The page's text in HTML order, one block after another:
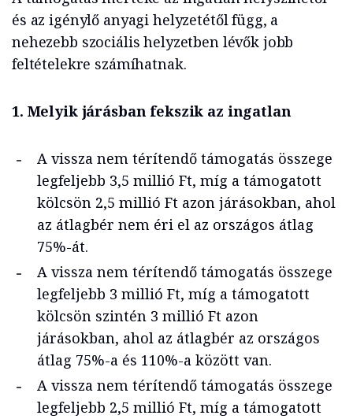
és az igénylő anyagi helyzetétől függ, a
nehezebb szociális helyzetben lévők jobb
feltételekre számíhatnak.
1. Melyik járásban fekszik az ingatlan
A vissza nem térítendő támogatás összege
legfeljebb 3,5 millió Ft, míg a támogatott
kölcsön 2,5 millió Ft azon járásokban, ahol
az átlagbér nem éri el az országos átlag
75%-át.
A vissza nem térítendő támogatás összege
legfeljebb 3 millió Ft, míg a támogatott
kölcsön szintén 3 millió Ft azon
járásokban, ahol az átlagbér az országos
átlag 75%-a és 110%-a között van.
A vissza nem térítendő támogatás összege
legfeljebb 2,5 millió Ft, míg a támogatott